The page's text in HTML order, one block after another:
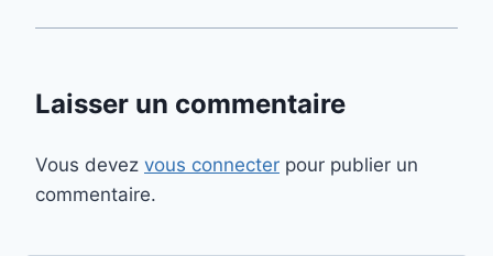
Laisser un commentaire
Vous devez vous connecter pour publier un
commentaire.